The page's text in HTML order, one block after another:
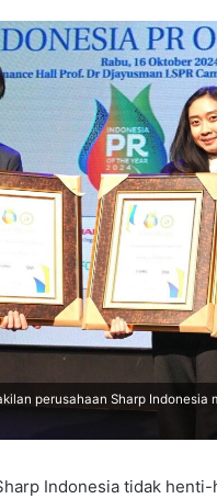
perusahaan Sharp
Indonesia tidak